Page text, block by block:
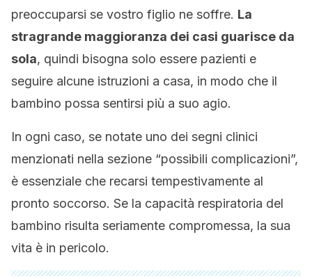
preoccuparsi se vostro figlio ne soffre. La
stragrande maggioranza dei casi guarisce da
sola, quindi bisogna solo essere pazienti e
seguire alcune istruzioni a casa, in modo che il
bambino possa sentirsi più a suo agio.
In ogni caso, se notate uno dei segni clinici
menzionati nella sezione “possibili complicazioni”,
è essenziale che recarsi tempestivamente al
pronto soccorso. Se la capacità respiratoria del
bambino risulta seriamente compromessa, la sua
vita è in pericolo.